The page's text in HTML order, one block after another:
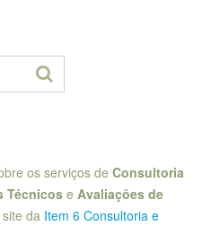
os serviços de Consultoria
Técnicos e Avaliações de
da Item 6 Consultoria e